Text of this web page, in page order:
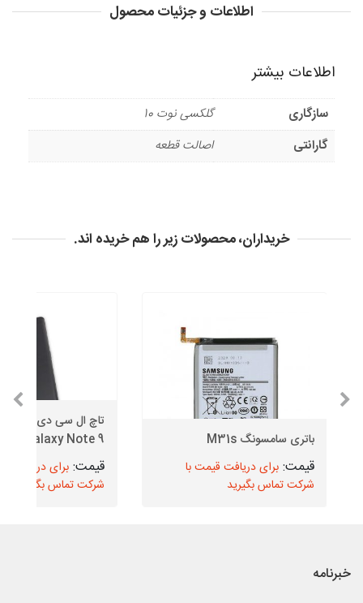
اطلاعات و جزئیات محصول
اطلاعات بیشتر
سازگاری
گلکسی نوت 10
گارانتی
اصالت قطعه
خریداران، محصولات زیر را هم خریده اند.
باتری سامسونگ M31s
برای دریافت قیمت با
شرکت تماس بگیرید
Galaxy Note 9 مدل N960
برای دریافت
شرکت تماس بگیرید
خبرنامه